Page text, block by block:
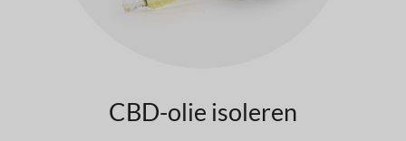
CBD-olie isoleren